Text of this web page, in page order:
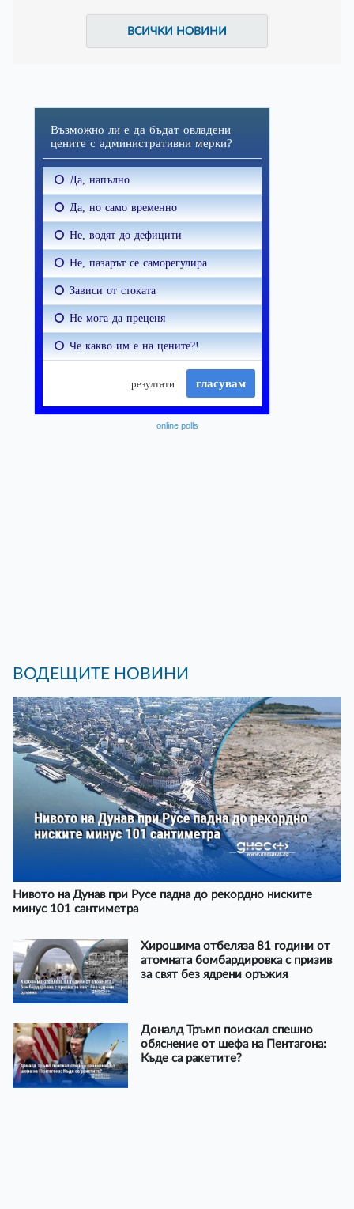
ВСИЧКИ НОВИНИ
online polls
ВОДЕЩИТЕ НОВИНИ
Нивото на Дунав при Русе падна до рекордно ниските
минус 101 сантиметра
Хирошима отбеляза 81 години от
атомната бомбардировка с призив
за свят без ядрени оръжия
Доналд Тръмп поискал спешно
обяснение от шефа на Пентагона:
Къде са ракетите?